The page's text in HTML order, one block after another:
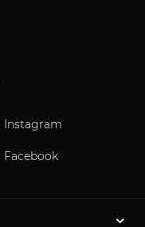
Instagram
Facebook